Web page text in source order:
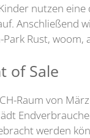
nutzen
Anschließend
Rust,
of Sale
Raum von
werden